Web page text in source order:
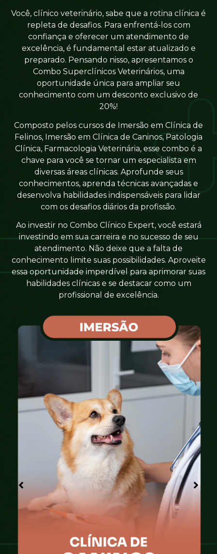
Você, clínico veterinário, sabe que a rotina clínica é
repleta de desafios. Para enfrentá-los com
confiança e oferecer um atendimento de
excelência, é fundamental estar atualizado e
preparado. Pensando nisso, apresentamos o
Combo Superclínicos Veterinários, uma
oportunidade única para ampliar seu
conhecimento com um desconto exclusivo de
20%!
Composto pelos cursos de Imersão em Clínica de
Felinos, Imersão em Clínica de Caninos, Patologia
Clínica, Farmacologia Veterinária, esse combo é a
chave para você se tornar um especialista em
diversas áreas clínicas. Aprofunde seus
conhecimentos, aprenda técnicas avançadas e
desenvolva habilidades indispensáveis para lidar
com os desafios diários da profissão.
Ao investir no Combo Clínico Expert, você estará
investindo em sua carreira e no sucesso de seu
atendimento. Não deixe que a falta de
conhecimento limite suas possibilidades. Aproveite
essa oportunidade imperdível para aprimorar suas
habilidades clínicas e se destacar como um
profissional de excelência.